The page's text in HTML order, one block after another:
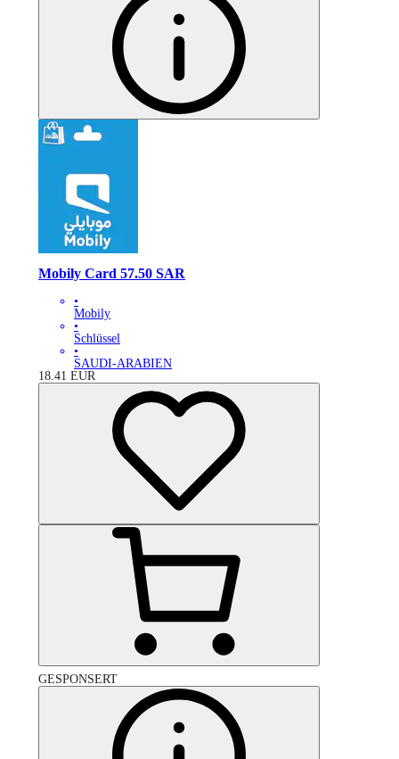
Mobily Card 57.50 SAR
•
Mobily
•
Schlüssel
•
SAUDI-ARABIEN
18.41 EUR
GESPONSERT